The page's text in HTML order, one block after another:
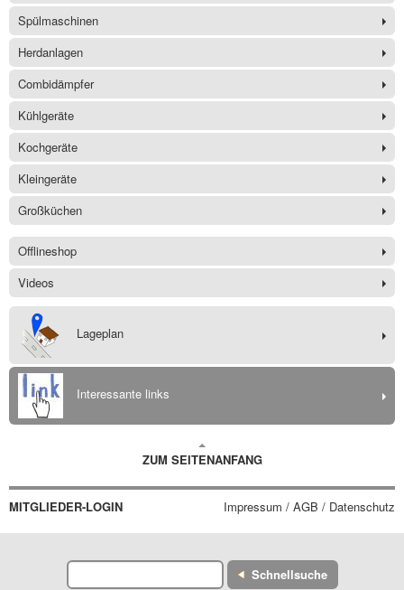
Spülmaschinen
Herdanlagen
Combidämpfer
Kühlgeräte
Kochgeräte
Kleingeräte
Großküchen
Offlineshop
Videos
Lageplan
Interessante links
ZUM SEITENANFANG
MITGLIEDER-LOGIN Impressum / AGB / Datenschutz
Schnellsuche